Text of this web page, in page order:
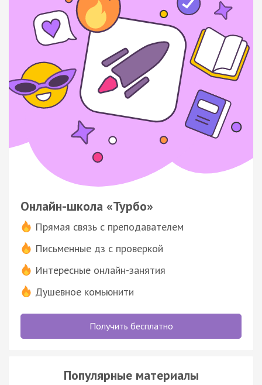
Онлайн-школа «Турбо»
Прямая связь с преподавателем
Письменные дз с проверкой
Интересные онлайн-занятия
Душевное комьюнити
Получить бесплатно
Популярные материалы